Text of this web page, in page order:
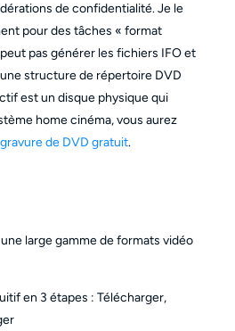
de confidentialité. Je le
pour des tâches « format
pas générer les fichiers IFO et
structure de répertoire DVD
est un disque physique qui
home cinéma, vous aurez
de DVD gratuit.
large gamme de formats vidéo
en 3 étapes : Télécharger,